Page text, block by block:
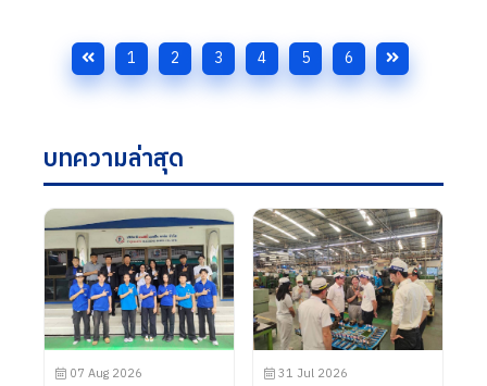
1 2 3 4 5 6
บทความล่าสุด
07 Aug 2026 31 Jul 2026